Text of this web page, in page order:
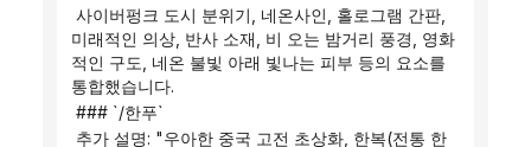
미래적인 의상, 반사 소재, 비 오는 밤거리 풍경, 영화
적인 구도, 네온 불빛 아래 빛나는 피부 등의 요소를
통합했습니다.
### `/한푸`